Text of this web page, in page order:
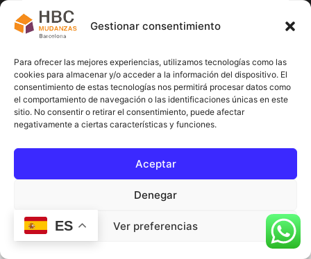
Gestionar consentimiento
Para ofrecer las mejores experiencias, utilizamos tecnologías como las
cookies para almacenar y/o acceder a la información del dispositivo. El
consentimiento de estas tecnologías nos permitirá procesar datos como
el comportamiento de navegación o las identificaciones únicas en este
sitio. No consentir o retirar el consentimiento, puede afectar
negativamente a ciertas características y funciones.
Aceptar
Denegar
Ver preferencias
100
ES